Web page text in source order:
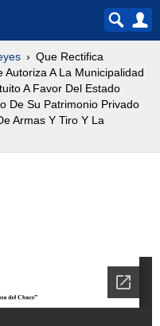
Que Rectifica
A La Municipalidad
A Favor Del Estado
De Su Patrimonio Privado
Armas Y Tiro Y La